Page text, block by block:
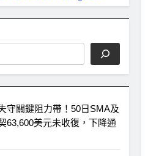
守關鍵阻力帶！50日SMA及
63,600美元未收復，下降通